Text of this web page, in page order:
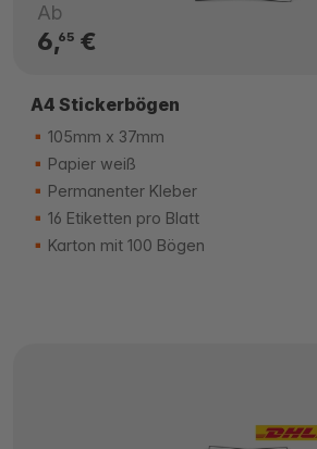
Ab
6,65€
A4 Stickerbögen
105mm x 37mm
Papier weiß
Permanenter Kleber
16 Etiketten pro Blatt
Karton mit 100 Bögen